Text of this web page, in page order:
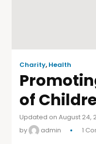
Charity, Health
of
Updated on August 24,
by
admin 1